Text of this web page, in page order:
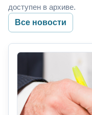
доступен в архиве.
Все новости